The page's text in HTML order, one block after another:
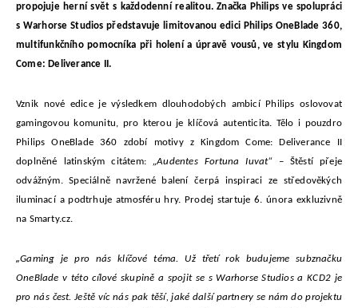
propojuje herní svět s každodenní realitou. Značka Philips ve spolupráci
s Warhorse Studios představuje limitovanou edici Philips OneBlade 360,
multifunkčního pomocníka při holení a úpravě vousů, ve stylu Kingdom
Come: Deliverance II.
Vznik nové edice je výsledkem dlouhodobých ambicí Philips oslovovat
gamingovou komunitu, pro kterou je klíčová autenticita. Tělo i pouzdro
Philips OneBlade 360 zdobí motivy z Kingdom Come: Deliverance II
doplněné latinským citátem: „Audentes Fortuna Iuvat“– Štěstí přeje
odvážným. Speciálně navržené balení čerpá inspiraci ze středověkých
iluminací a podtrhuje atmosféru hry. Prodej startuje 6. února exkluzivně
na Smarty.cz.
„Gaming je pro nás klíčové téma. Už třetí rok budujeme subznačku
OneBlade v této cílové skupině a spojit se s Warhorse Studios a KCD2 je
pro nás čest. Ještě víc nás pak těší, jaké další partnery se nám do projektu